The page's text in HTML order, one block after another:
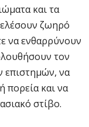
και τα
ζωηρό
να ενθαρρύνουν
τον
επιστημών, να
πορεία και να
στίβο.